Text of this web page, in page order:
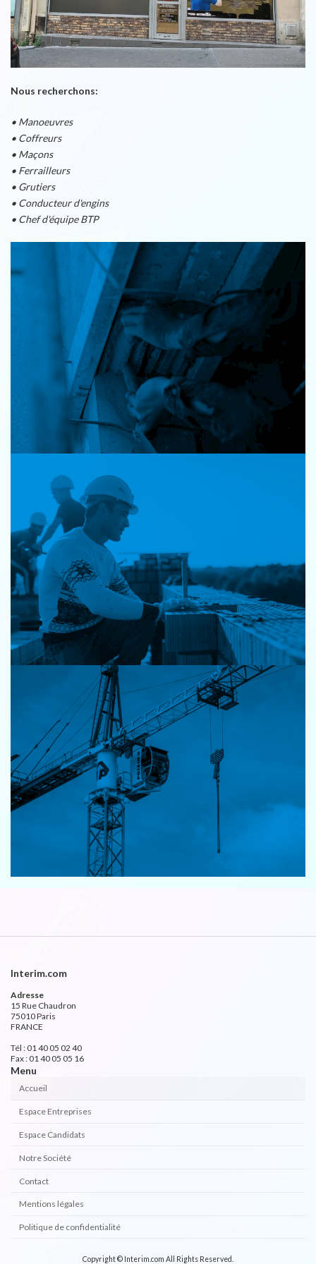
Nous recherchons:
• Manoeuvres
• Coffreurs
• Maçons
• Ferrailleurs
• Grutiers
• Conducteur d'engins
• Chef d'équipe BTP
Interim.com
Adresse
15 Rue Chaudron
75010 Paris
FRANCE
Tél : 01 40 05 02 40
Fax : 01 40 05 05 16
Menu
Accueil
Espace Entreprises
Espace Candidats
Notre Société
Contact
Mentions légales
Politique de confidentialité
Copyright © Interim.com All Rights Reserved.